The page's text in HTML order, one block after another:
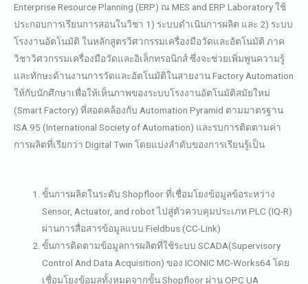
Enterprise Resource Planning (ERP) ณ MES and ERP Laboratory ใช้
ประกอบการเรียนการสอนในวิชา 1) ระบบดำเนินการผลิต และ 2) ระบบ
โรงงานอัตโนมัติ ในหลักสูตรวิศวกรรมเครื่องมือวัดและอัตโนมัติ ภาค
วิชาวิศวกรรมเครื่องมือวัดและอิเล็กทรอนิกส์ ซึ่งจะช่วยเพิ่มพูนความรู้
และทักษะด้านงานการวัดและอัตโนมัติในสายงาน Factory Automation
ให้กับนักศึกษาเพื่อให้เห็นภาพของระบบโรงงานอัตโนมัติสมัยใหม่
(Smart Factory) ที่สอดคล้องกับ Automation Pyramid ตามมาตรฐาน
ISA 95 (International Society of Automation) และรบการติดตามค่า
การผลิตที่เรียกว่า Digital Twin โดยแบ่งลำดับของการเรียนรู้เป็น
ขั้นการผลิตในระดับ Shopfloor ที่เชื่อมโยงข้อมูลข้อระหว่าง
Sensor, Actuator, and robot ไปสู่ตัวควบคุมประเภท PLC (IQ-R)
ผ่านการสื่อสารข้อมูลแบบ Fieldbus (CC-Link)
ขั้นการติดตามข้อมูลการผลิตที่ใช้ระบบ SCADA(Supervisory
Control And Data Acquisition) ของ ICONIC MC-Works64 โดย
เชื่อมโยงข้อมูลทั้งหมดจากขั้น Shopfloor ผ่าน OPC UA